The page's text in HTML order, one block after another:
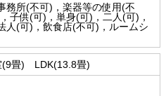
務所(不可)，楽器等の使用(不
子供(可)，単身(可)，二人(可)，
人(可)，飲食店(不可)，ルームシ
畳) LDK(13.8畳)